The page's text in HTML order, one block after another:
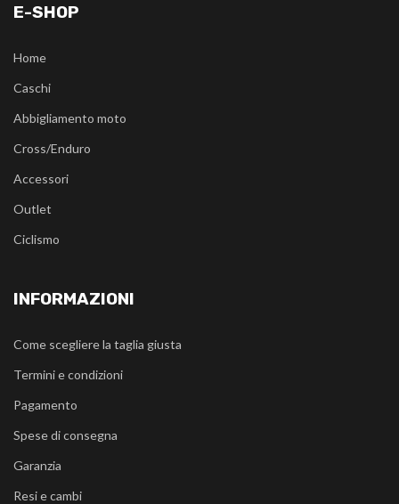
E-SHOP
Home
Caschi
Abbigliamento moto
Cross/Enduro
Accessori
Outlet
Ciclismo
INFORMAZIONI
Come scegliere la taglia giusta
Termini e condizioni
Pagamento
Spese di consegna
Garanzia
Resi e cambi